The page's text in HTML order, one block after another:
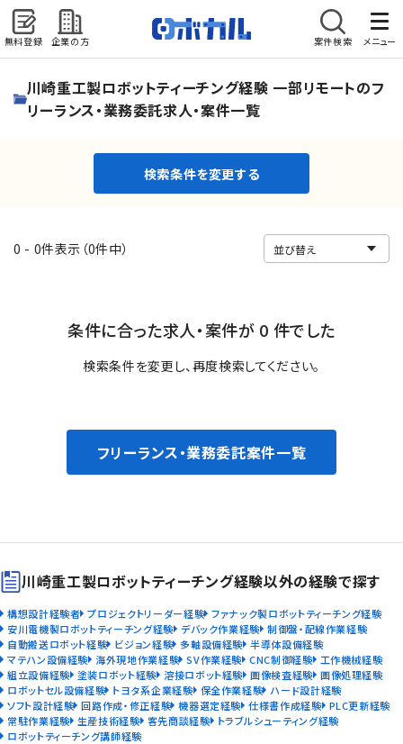
無料登録 企業の方 案件検索 メニュー
検索条件を変更する
川崎重工製ロボットティーチング経験 一部リモートのフ
リーランス・業務委託求人・案件一覧
検索条件を変更する
0 - 0件表示（0件中）
条件に合った求人・案件が 0 件でした
検索条件を変更し、再度検索してください。
フリーランス・業務委託案件一覧
川崎重工製ロボットティーチング経験以外の経験で探す
構想設計経験者 プロジェクトリーダー経験 ファナック製ロボットティーチング経験
安川電機製ロボットティーチング経験 デバック作業経験 制御盤・配線作業経験
自動搬送ロボット経験 ビジョン経験 多軸設備経験 半導体設備経験
マテハン設備経験 海外現地作業経験 SV作業経験 CNC制御経験 工作機械経験
組立設備経験 塗装ロボット経験 溶接ロボット経験 画像検査経験 画像処理経験
ロボットセル設備経験 トヨタ系企業経験 保全作業経験 ハード設計経験
ソフト設計経験 回路作成・修正経験 機器選定経験 仕様書作成経験 PLC更新経験
常駐作業経験 生産技術経験 客先商談経験 トラブルシューティング経験
ロボットティーチング講師経験